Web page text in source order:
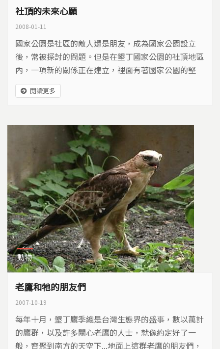
社頂的未來心願
2008-01-11
國家公園是社區的敵人還是朋友，成為國家公園設立
後，常被探討的問題。但是在墾丁國家公園的社頂地區
內，一項新的關係正在建立，裡面有著國家公園的堅
持，以及社區居民的未來心願。
閱讀更多
動物
老鷹和牠的朋友們
2007-10-19
每年十月，墾丁鷹季總是台灣生態界的盛事，數以萬計
的鷹群，以及許多關心老鷹的人士，就像約定好了一
般，齊聚到南方的天空下...地面上這群老鷹的朋友們，